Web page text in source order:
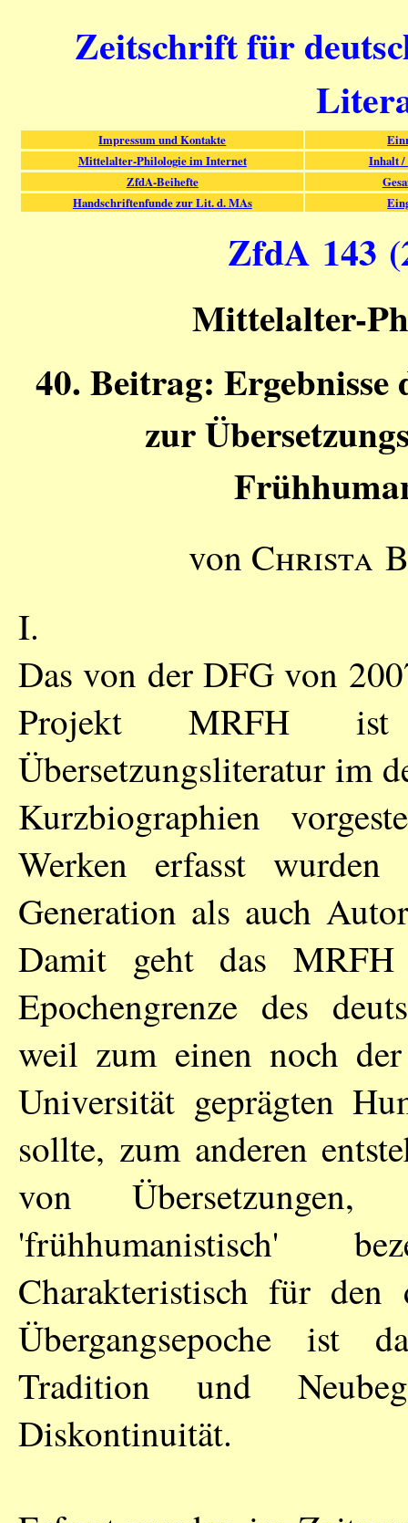
Zeitschrift für
Impressum und Kontakte
Mittelalter-Philologie im Internet
Inhalt /
ZfdA-Beihefte
Handschriftenfunde zur Lit. d. MAs
ZfdA 143
Mittelalter-
40. Beitrag:
zur
von Christa
I.
Das von der DFG von
Projekt MRFH
Übersetzungsliteratur im
Kurzbiographien
Werken erfasst
Generation als auch
Damit geht das MRFH
Epochengrenze des
weil zum einen noch
Universität geprägten
sollte, zum anderen
von
'frühhumanistisch'
Charakteristisch für den
Übergangsepoche ist
Tradition und
Diskontinuität.